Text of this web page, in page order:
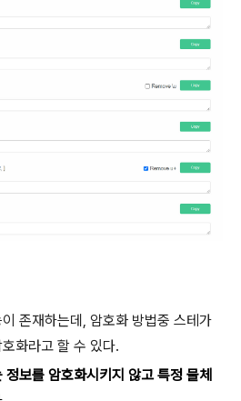
존재하는데, 암호화 방법중 스테가
화라고 할 수 있다.
보를 암호화시키지 않고 특정 물체